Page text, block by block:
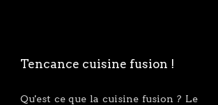
Tencance cuisine fusion !
Qu'est ce que la cuisine fusion ? Le